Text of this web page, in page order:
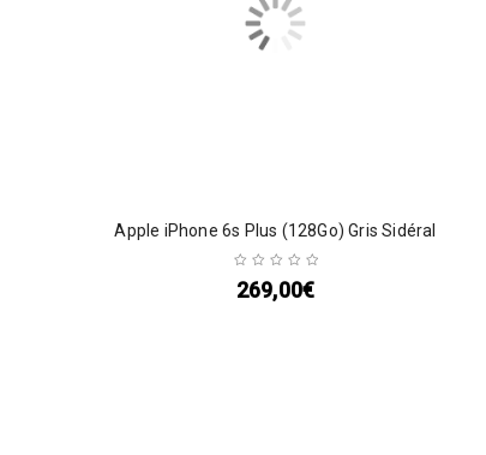
Apple iPhone 6s Plus (128Go) Gris Sidéral
269,00€